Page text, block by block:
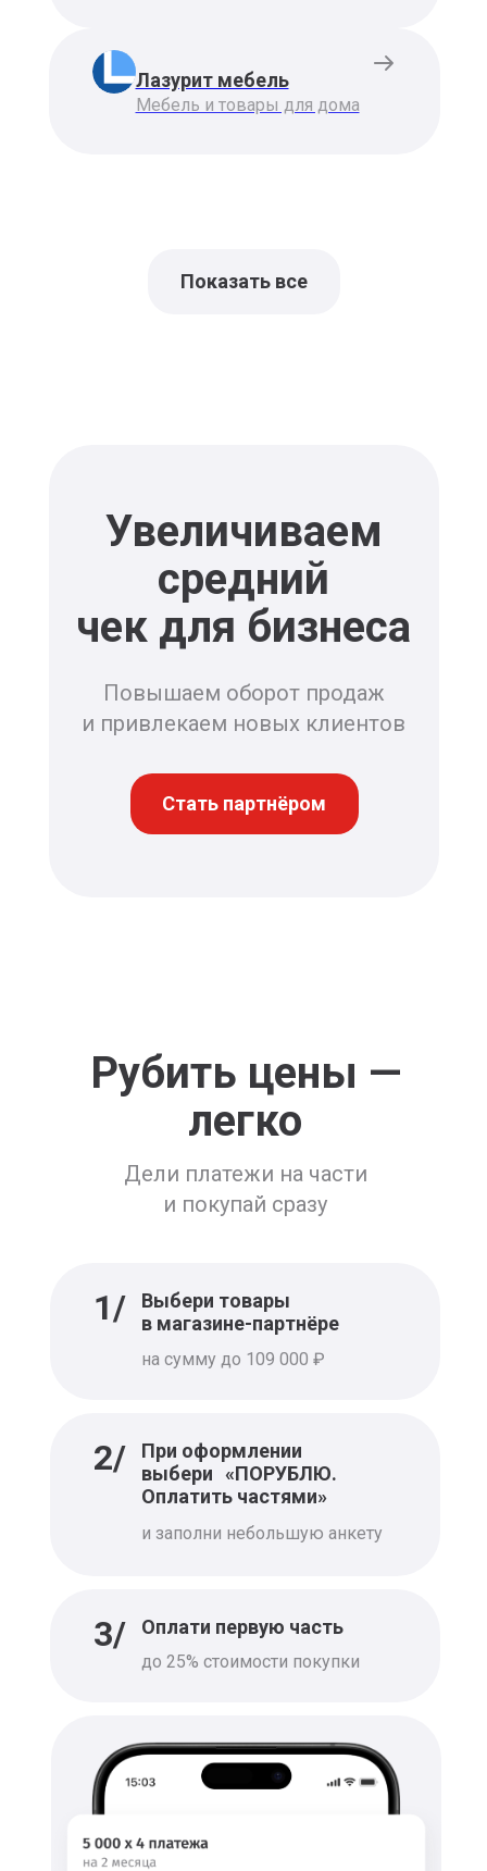
Лазурит мебель
Мебель и товары для дома
Показать все
и бытовая техника
Tutu.ru
ЖД билеты, отели,
авиабилеты. Автобусы
Galaxy store
Samsung
Снежная Королева
шин и дисков
RBT
Кухни Мария
ванные и диваны
Диван.ру
Интернет-магазин мебели
и товаров для дома
Prodamus
IT-сервисы для онлайн-
Увеличиваем
средний
чек для бизнеса
Повышаем оборот продаж
и привлекаем новых клиентов
Стать партнёром
Рубить цены —
легко
Дели платежи на части
и покупай сразу
1/
Выбери товары
в магазине-партнёре
на сумму до 109 000 ₽
2/
При оформлении
выбери «ПОРУБЛЮ.
Оплатить частями»
и заполни небольшую анкету
3/ Оплати первую часть
до 25% стоимости покупки